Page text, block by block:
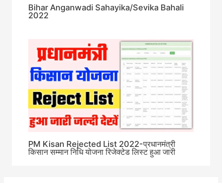
Bihar Anganwadi Sahayika/Sevika Bahali
2022
PM Kisan Rejected List 2022-प्रधानमंत्री
किसान सम्मान निधि योजना रिजेक्टेड लिस्ट हुआ जारी